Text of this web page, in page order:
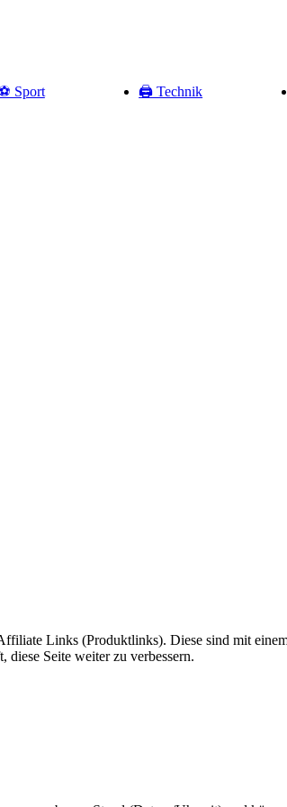
Sport 🖨️ Technik
Links (Produktlinks). Diese sind mit
Seite weiter zu verbessern.